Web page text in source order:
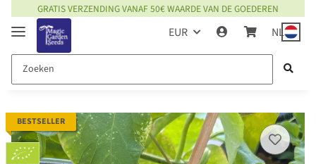
GRATIS VERZENDING VANAF 50€ WAARDE VAN DE GOEDEREN
EUR NL
BESTSELLER